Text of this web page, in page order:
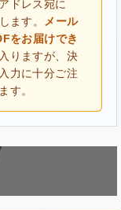
ドレス宛に
ます。
メール
をお届けでき
りますが、決
力に十分ご注
す。